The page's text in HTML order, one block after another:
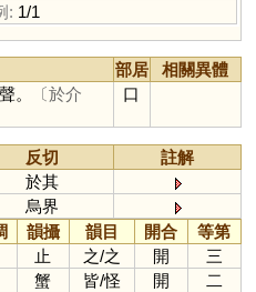
: 1/1
部居
相關異體
。
〔於介
口
反切
註解
於其
烏界
韻攝 韻目 開合
等第
止 之/之 開
三
蟹 皆/怪 開 二